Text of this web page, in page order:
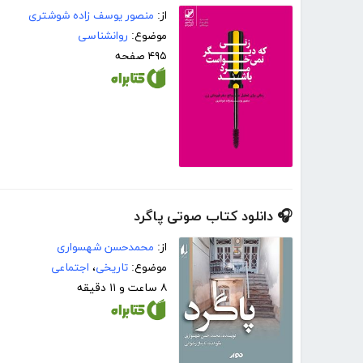
از: منصور یوسف زاده شوشتری
موضوع: روانشناسی
۴۹۵ صفحه
🎧 دانلود کتاب صوتی پاگرد
از: محمدحسن شهسواری
موضوع: تاریخی، اجتماعی
۸ ساعت و ۱۱ دقیقه